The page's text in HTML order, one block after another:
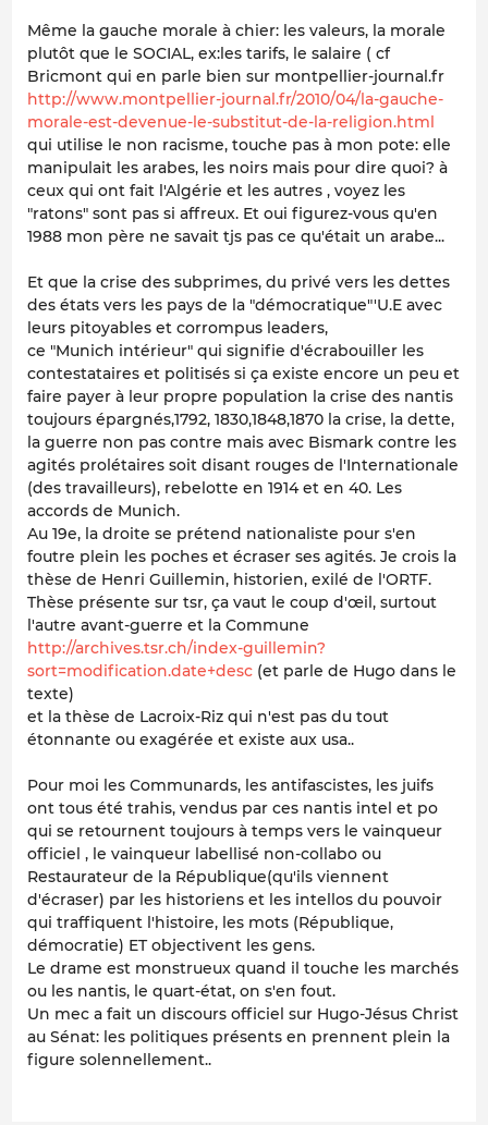
Même la gauche morale à chier: les valeurs, la morale
plutôt que le SOCIAL, ex:les tarifs, le salaire ( cf
Bricmont qui en parle bien sur montpellier-journal.fr
http://www.montpellier-journal.fr/2010/04/la-gauche-
morale-est-devenue-le-substitut-de-la-religion.html
qui utilise le non racisme, touche pas à mon pote: elle
manipulait les arabes, les noirs mais pour dire quoi? à
ceux qui ont fait l'Algérie et les autres , voyez les
"ratons" sont pas si affreux. Et oui figurez-vous qu'en
1988 mon père ne savait tjs pas ce qu'était un arabe...
Et que la crise des subprimes, du privé vers les dettes
des états vers les pays de la "démocratique"'U.E avec
leurs pitoyables et corrompus leaders,
ce "Munich intérieur" qui signifie d'écrabouiller les
contestataires et politisés si ça existe encore un peu et
faire payer à leur propre population la crise des nantis
toujours épargnés,1792, 1830,1848,1870 la crise, la dette,
la guerre non pas contre mais avec Bismark contre les
agités prolétaires soit disant rouges de l'Internationale
(des travailleurs), rebelotte en 1914 et en 40. Les
accords de Munich.
Au 19e, la droite se prétend nationaliste pour s'en
foutre plein les poches et écraser ses agités. Je crois la
thèse de Henri Guillemin, historien, exilé de l'ORTF.
Thèse présente sur tsr, ça vaut le coup d'œil, surtout
l'autre avant-guerre et la Commune
http://archives.tsr.ch/index-guillemin?
sort=modification.date+desc (et parle de Hugo dans le
texte)
et la thèse de Lacroix-Riz qui n'est pas du tout
étonnante ou exagérée et existe aux usa..
Pour moi les Communards, les antifascistes, les juifs
ont tous été trahis, vendus par ces nantis intel et po
qui se retournent toujours à temps vers le vainqueur
officiel , le vainqueur labellisé non-collabo ou
Restaurateur de la République(qu'ils viennent
d'écraser) par les historiens et les intellos du pouvoir
qui traffiquent l'histoire, les mots (République,
démocratie) ET objectivent les gens.
Le drame est monstrueux quand il touche les marchés
ou les nantis, le quart-état, on s'en fout.
Un mec a fait un discours officiel sur Hugo-Jésus Christ
au Sénat: les politiques présents en prennent plein la
figure solennellement..